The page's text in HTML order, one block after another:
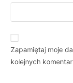
Zapamiętaj moje
kolejnych